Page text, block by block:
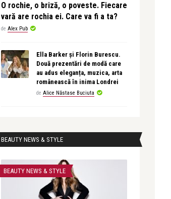
O rochie, o briză, o poveste. Fiecare
vară are rochia ei. Care va fi a ta?
de Alex Pub
Ella Barker și Florin Burescu.
Două prezentări de modă care
au adus eleganța, muzica, arta
românească în inima Londrei
de Alice Năstase Buciuta
BEAUTY NEWS & STYLE
BEAUTY NEWS & STYLE